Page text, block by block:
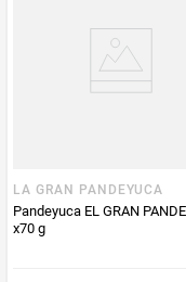
Producto (kg)
LA GRAN PANDEYUCA
Pandeyuca EL GRAN
x70 g